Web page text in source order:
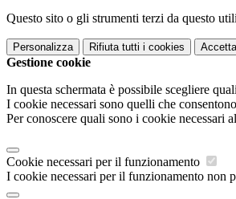
Questo sito o gli strumenti terzi da questo
Personalizza Rifiuta tutti i cookies
Gestione cookie
In questa schermata è possibile scegliere
I cookie necessari sono quelli che
Per conoscere quali sono i cookie necessari
Cookie necessari per il funzionamento
I cookie necessari per il funzionamento non